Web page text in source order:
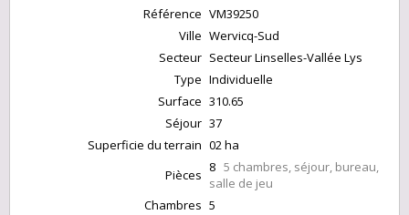
Référence VM39250
Ville Wervicq-Sud
Secteur Secteur Linselles-Vallée Lys
Type Individuelle
Surface 310.65
Séjour 37
Superficie du terrain 02 ha
Pièces 8 5 chambres, séjour, bureau,
salle de jeu
Chambres 5